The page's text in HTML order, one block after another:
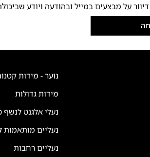
על מבצעים במייל ובהודעה ויודע
נוער - מידות
מידות גדולות
נעלי אלגנט לנשף
נעליים מותאמות
נעליים רחבות